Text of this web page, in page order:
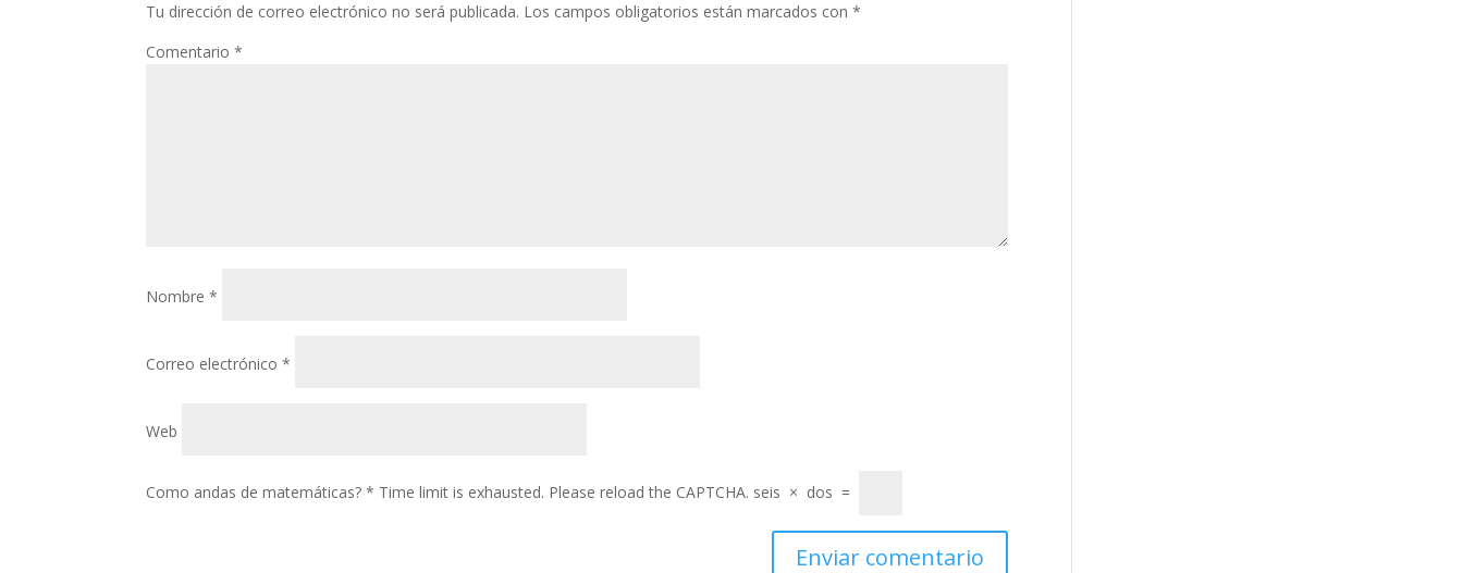
Tu dirección de correo electrónico no será publicada. Los campos obligatorios están marcados con*
Comentario*
Nombre*
Correo electrónico*
Web
Como andas de matemáticas? * Time limit is exhausted. Please reload the CAPTCHA. seis × dos =